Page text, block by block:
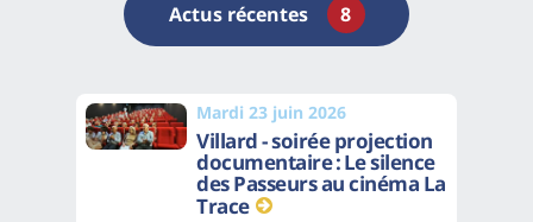
Actus récentes 8
Mardi 23 juin 2026
Villard - soirée projection
documentaire : Le silence
des Passeurs au cinéma La
Trace